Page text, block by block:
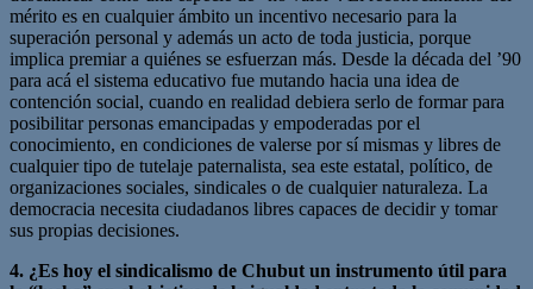
mérito es en cualquier ámbito un incentivo necesario para la
superación personal y además un acto de toda justicia, porque
implica premiar a quiénes se esfuerzan más. Desde la década del ’90
para acá el sistema educativo fue mutando hacia una idea de
contención social, cuando en realidad debiera serlo de formar para
posibilitar personas emancipadas y empoderadas por el
conocimiento, en condiciones de valerse por sí mismas y libres de
cualquier tipo de tutelaje paternalista, sea este estatal, político, de
organizaciones sociales, sindicales o de cualquier naturaleza. La
democracia necesita ciudadanos libres capaces de decidir y tomar
sus propias decisiones.
4. ¿Es hoy el sindicalismo de Chubut un instrumento útil para